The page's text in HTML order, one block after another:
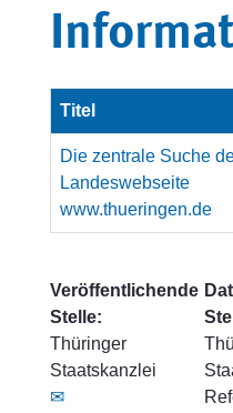
Titel
Die zentrale Suche
Landeswebseite
www.thueringen.de
Veröffentlichende
Stelle:
Thüringer
Staatskanzlei
✉